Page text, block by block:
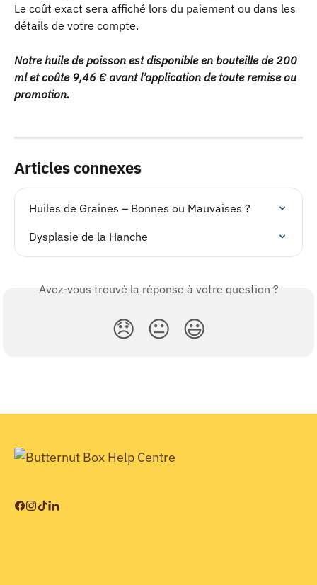
Le coût exact sera affiché lors du paiement ou dans les
détails de votre compte.
Notre huile de poisson est disponible en bouteille de 200
ml et coûte 9,46 € avant l’application de toute remise ou
promotion.
Articles connexes
Huiles de Graines – Bonnes ou Mauvaises ?
Dysplasie de la Hanche
Avez-vous trouvé la réponse à votre question ?
😞 😐 😃